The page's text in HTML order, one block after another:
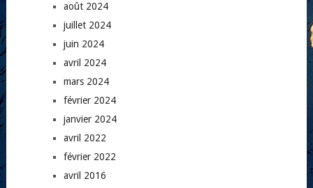
août 2024
juillet 2024
juin 2024
avril 2024
mars 2024
février 2024
janvier 2024
avril 2022
février 2022
avril 2016